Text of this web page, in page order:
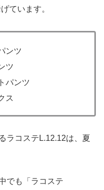
ています。
ンツ
ツ
パンツ
ス
ラコステL.12.12は、夏
でも「ラコステ